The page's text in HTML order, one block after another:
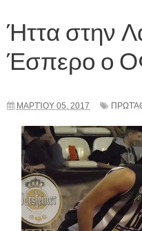
Ήττα στην
Έσπερο ο
ΜΑΡΤΊΟΥ 05, 2017